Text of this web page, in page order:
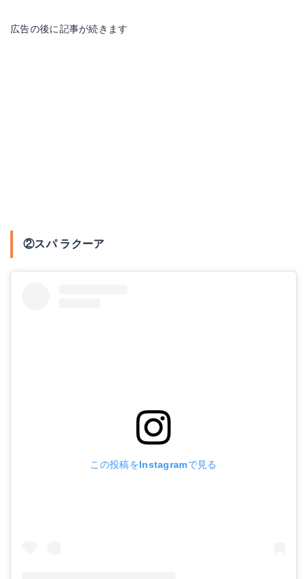
広告の後に記事が続きます
②スパ ラクーア
この投稿をInstagramで見る